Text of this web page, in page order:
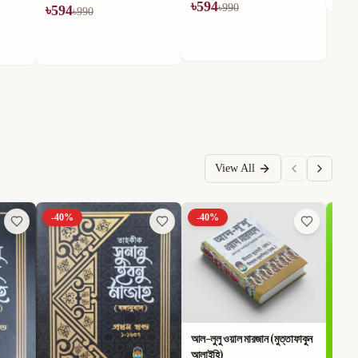
৳594৳990
View All
-40%
আল-লুলু ওয়াল মারজান (মুত্তাফাকুন
আলাইহি)
-40%